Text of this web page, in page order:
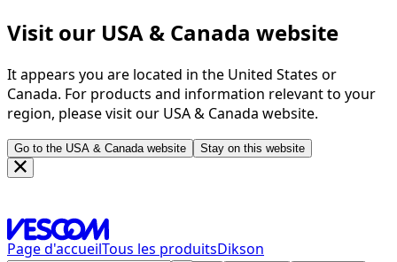
Visit our USA & Canada website
It appears you are located in the United States or
Canada. For products and information relevant to your
region, please visit our USA & Canada website.
Go to the USA & Canada website Stay on this website
Page d'accueilTous les produitsDikson